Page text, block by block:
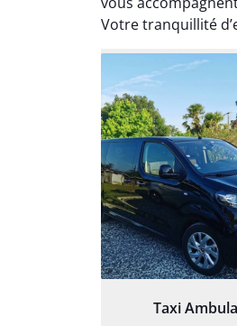
Votre tranquillité
Taxi